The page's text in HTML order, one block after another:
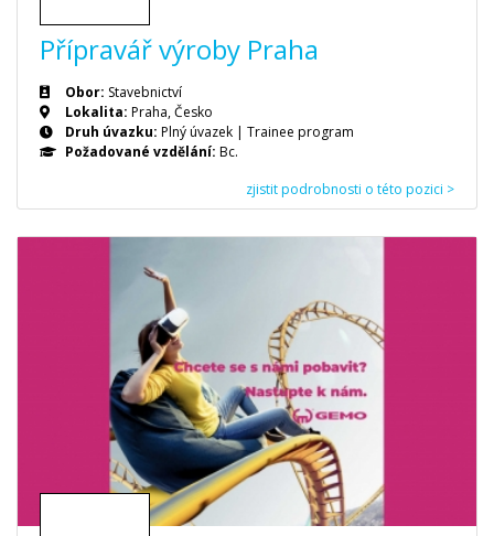
Přípravář výroby Praha
Obor: Stavebnictví
Lokalita: Praha, Česko
Druh úvazku: Plný úvazek | Trainee program
Požadované vzdělání: Bc.
zjistit podrobnosti o této pozici >